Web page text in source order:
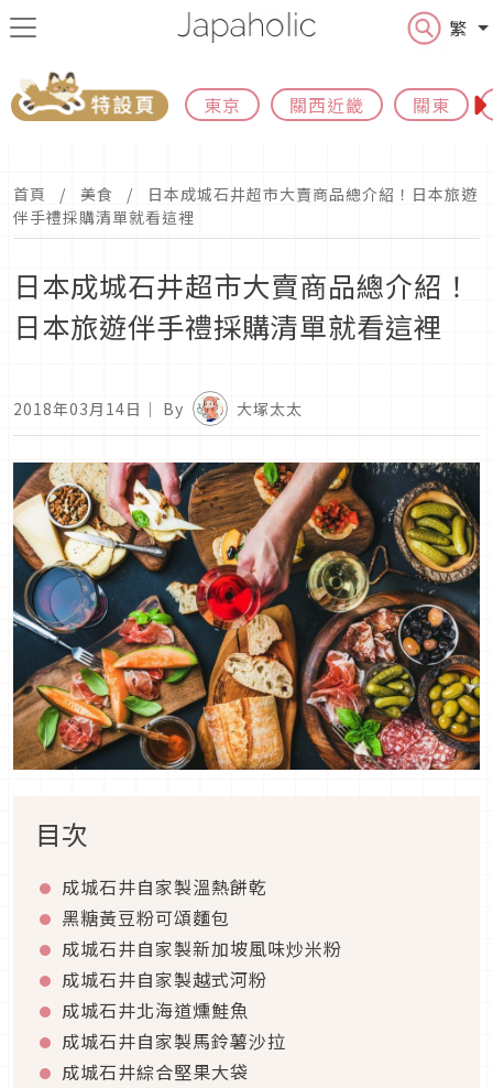
繁
東京 關西近畿 關東
首頁 美食
日本成城石井超市大賣商品總介紹！日本旅遊
伴手禮採購清單就看這裡
日本成城石井超市大賣商品總介紹！
日本旅遊伴手禮採購清單就看這裡
2018年03月14日 ｜ By 大塚太太
目次
成城石井自家製溫熱餅乾
黑糖黃豆粉可頌麵包
成城石井自家製新加坡風味炒米粉
成城石井自家製越式河粉
成城石井北海道燻鮭魚
成城石井自家製馬鈴薯沙拉
成城石井綜合堅果大袋